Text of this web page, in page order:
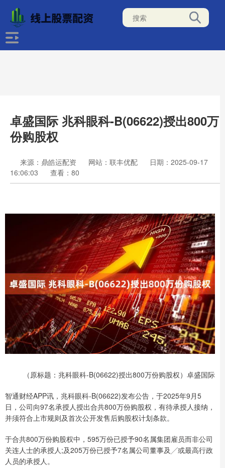
卓盛国际 兆科眼科-B(06622)授出800万
份购股权
来源：鼎皓运配资 网站：联丰优配
日期：2025-09-17
16:06:03
查看：80
（原标题：兆科眼科-B(06622)授出800万份购股权）卓盛国际
智通财经APP讯，兆科眼科-B(06622)发布公告，于2025年9月5
日，公司向97名承授人授出合共800万份购股权，有待承授人接纳，
并须符合上市规则及首次公开发售后购股权计划条款。
于合共800万份购股权中，595万份已授予90名属集团雇员而非公司
关连人士的承授人;及205万份已授予7名属公司董事及╱或最高行政
人员的承授人。